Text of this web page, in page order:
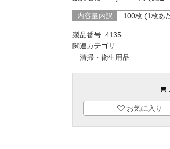
内容量内訳 100枚 (1枚あ
製品番号: 4135
関連カテゴリ:
清掃・衛生用品
お気に入り